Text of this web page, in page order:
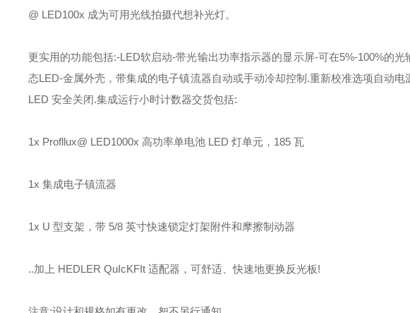
@ LED100x 成为可用光线拍摄代想补光灯。
更实用的功能包括:-LED软启动-带光输出功率指示器的显示屏-可在5%-100%的
态LED-金属外壳，带集成的电子镇流器自动或手动冷却控制.重新校准选项自动
LED 安全关闭.集成运行小时计数器交货包括:
1x Profllux@ LED1000x 高功率单电池 LED 灯单元，185 瓦
1x 集成电子镇流器
1x U 型支架，带 5/8 英寸快速锁定灯架附件和摩擦制动器
..加上 HEDLER QuIcKFIt 适配器，可舒适、快速地更换反光板!